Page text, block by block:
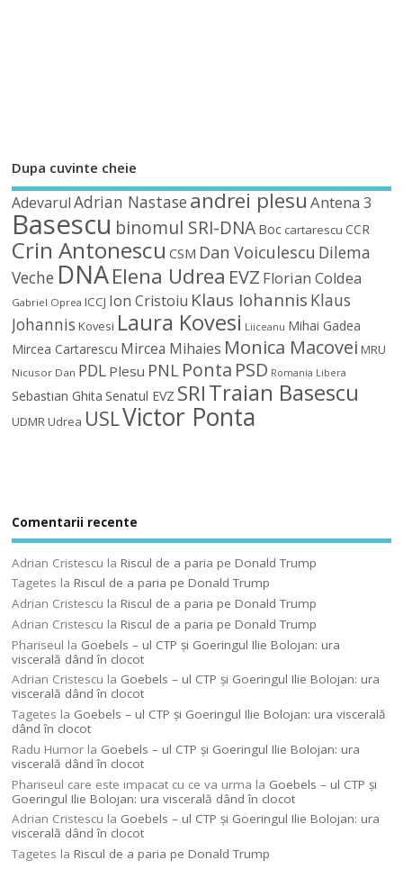
Dupa cuvinte cheie
Adevarul Adrian Nastaseandrei plesuAntena 3
Basescu binomul SRI-DNA Boc cartarescu CCR
Crin Antonescu CSM Dan Voiculescu Dilema
Veche DNAElena Udrea EVZ Florian Coldea
Gabriel Oprea ICCJ Ion Cristoiu Klaus Iohannis Klaus
Johannis Kovesi Laura Kovesi Liiceanu Mihai Gadea
Mircea Cartarescu Mircea Mihaies Monica Macovei MRU
Nicusor Dan PDL Plesu PNL Ponta PSD Romania Libera
Sebastian Ghita Senatul EVZ SRITraian Basescu
UDMRUdrea USLVictor Ponta
Comentarii recente
Adrian Cristescu laRiscul de a paria pe Donald Trump
Tagetes laRiscul de a paria pe Donald Trump
Adrian Cristescu laRiscul de a paria pe Donald Trump
Adrian Cristescu laRiscul de a paria pe Donald Trump
Phariseul la Goebels – ul CTP şi Goeringul Ilie Bolojan: ura
viscerală dând în clocot
Adrian Cristescu la Goebels – ul CTP şi Goeringul Ilie Bolojan: ura
viscerală dând în clocot
Tagetes la Goebels – ul CTP şi Goeringul Ilie Bolojan: ura viscerală
dând în clocot
Radu Humor la Goebels – ul CTP şi Goeringul Ilie Bolojan: ura
viscerală dând în clocot
Phariseul care este impacat cu ce va urma la Goebels – ul CTP şi
Goeringul Ilie Bolojan: ura viscerală dând în clocot
Adrian Cristescu la Goebels – ul CTP şi Goeringul Ilie Bolojan: ura
viscerală dând în clocot
Tagetes laRiscul de a paria pe Donald Trump